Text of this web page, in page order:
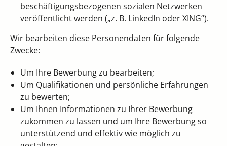
beschäftigungsbezogenen sozialen Netzwerken
veröffentlicht werden („z. B. LinkedIn oder XING“).
Wir bearbeiten diese Personendaten für folgende
Zwecke:
Um Ihre Bewerbung zu bearbeiten;
Um Qualifikationen und persönliche Erfahrungen
zu bewerten;
Um Ihnen Informationen zu Ihrer Bewerbung
zukommen zu lassen und um Ihre Bewerbung so
unterstützend und effektiv wie möglich zu